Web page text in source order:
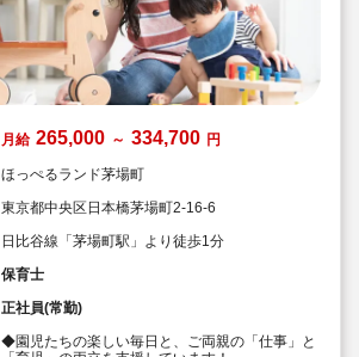
月給 265,000 ～ 334,700 円
ほっぺるランド茅場町
東京都中央区日本橋茅場町2-16-6
日比谷線「茅場町駅」より徒歩1分
保育士
正社員(常勤)
◆園児たちの楽しい毎日と、ご両親の「仕事」と